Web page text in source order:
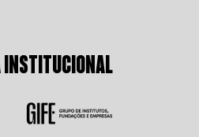
INSTITUCIONAL